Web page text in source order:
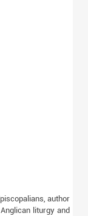
author
liturgy and